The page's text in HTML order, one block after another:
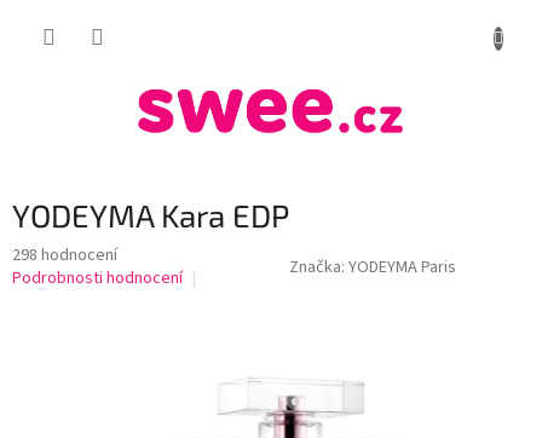
YODEYMA Kara EDP
Průměrné
hodnocení
298 hodnocení
Podrobnosti hodnocení
Značka: YODEYMA Paris